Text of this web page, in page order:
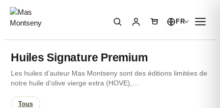
FR
Huiles Signature Premium
Les huiles d’auteur Mas Montseny sont des éditions limitées de
notre huile d’olive vierge extra (HOVE),…
Tous